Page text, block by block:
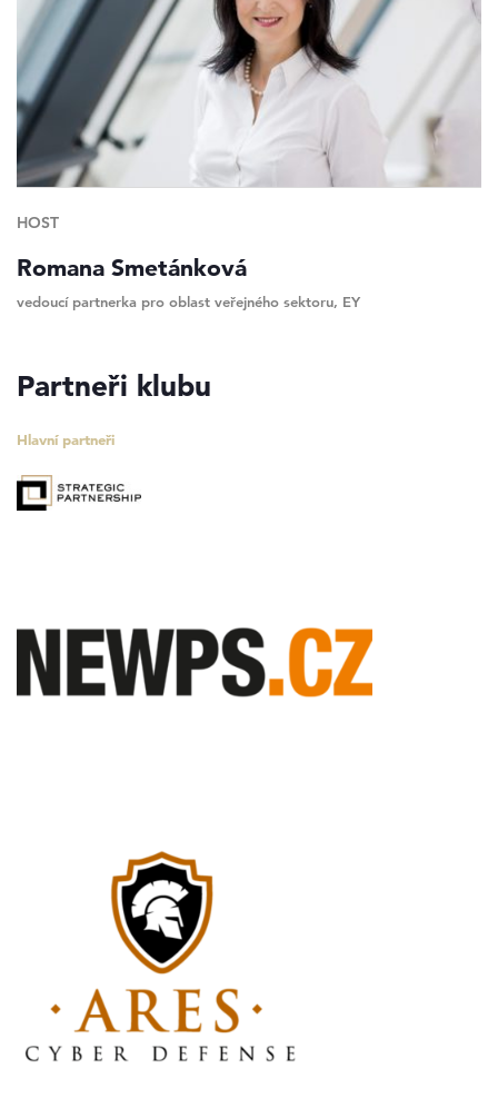
HOST
Romana Smetánková
vedoucí partnerka pro oblast veřejného sektoru, EY
Partneři klubu
Hlavní partneři